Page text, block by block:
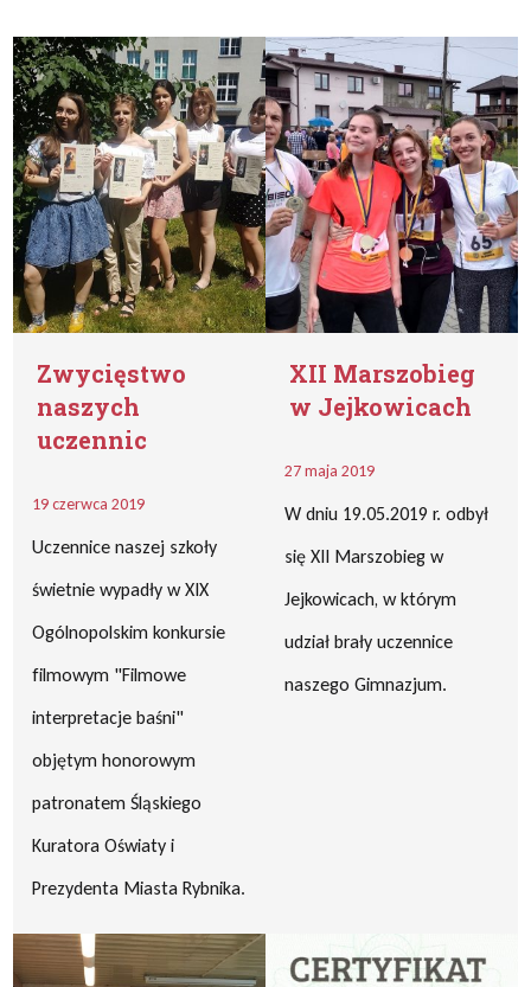
Zwycięstwo
naszych
uczennic
19 czerwca 2019
Uczennice naszej szkoły
świetnie wypadły w XIX
Ogólnopolskim konkursie
filmowym "Filmowe
interpretacje baśni"
objętym honorowym
patronatem Śląskiego
Kuratora Oświaty i
Prezydenta Miasta Rybnika.
XII Marszobieg
w Jejkowicach
27 maja 2019
W dniu 19.05.2019 r. odbył
się XII Marszobieg w
Jejkowicach, w którym
udział brały uczennice
naszego Gimnazjum.